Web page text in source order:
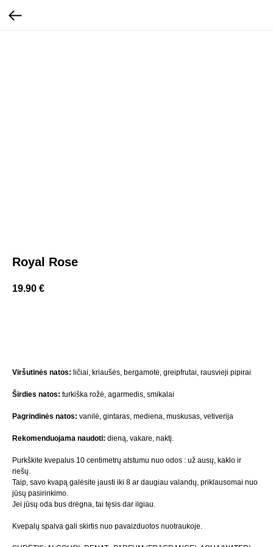
Royal Rose
19.90 €
Viršutinės natos: ličiai, kriaušės, bergamotė, greipfrutai, rausvieji pipirai
Širdies natos: turkiška rožė, agarmedis, smikalai
Pagrindinės natos: vanilė, gintaras, mediena, muskusas, vetiverija
Rekomenduojama naudoti: dieną, vakare, naktį.
Purkškite kvepalus 10 centimetrų atstumu nuo odos : už ausų, kaklo ir
riešų.
Taip, savo kvapą galėsite jausti iki 8 ar daugiau valandų, priklausomai nuo
jūsų pasirinkimo.
Jei jūsų oda bus drėgna, tai tęsis dar ilgiau.
Kvepalų spalva gali skirtis nuo pavaizduotos nuotraukoje.